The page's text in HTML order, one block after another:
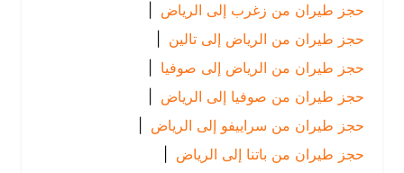
حجز طيران من زغرب إلى الرياض
|
حجز طيران من الرياض إلى تالين
|
حجز طيران من الرياض إلى صوفيا
|
حجز طيران من صوفيا إلى الرياض
|
حجز طيران من سراييفو إلى الرياض
|
حجز طيران من باتنا إلى الرياض
|